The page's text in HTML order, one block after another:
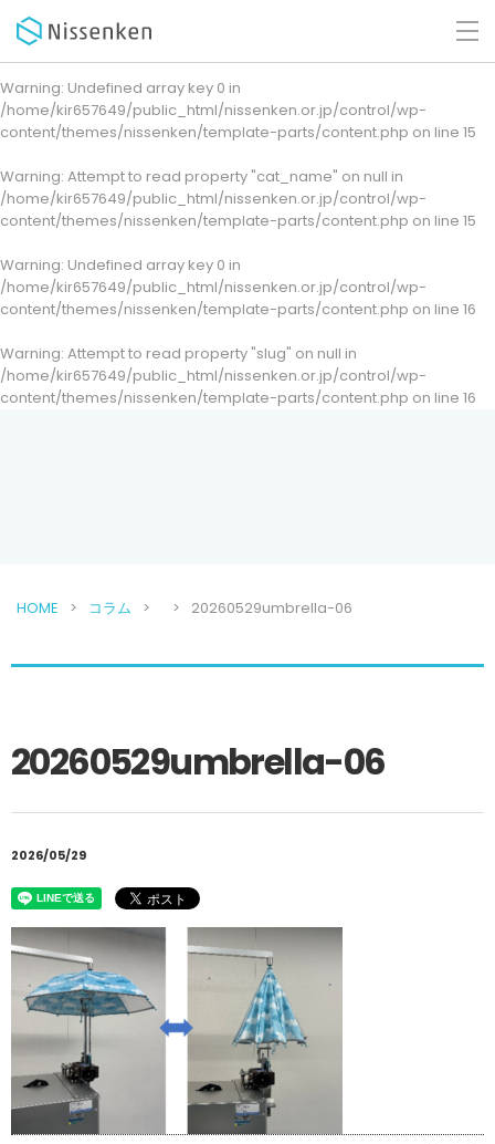
Warning: Undefined array key 0 in
/home/kir657649/public_html/nissenken.or.jp/control/wp-
content/themes/nissenken/template-parts/content.php on line 15
Warning: Attempt to read property "cat_name" on null in
/home/kir657649/public_html/nissenken.or.jp/control/wp-
content/themes/nissenken/template-parts/content.php on line 15
Warning: Undefined array key 0 in
/home/kir657649/public_html/nissenken.or.jp/control/wp-
content/themes/nissenken/template-parts/content.php on line 16
Warning: Attempt to read property "slug" on null in
/home/kir657649/public_html/nissenken.or.jp/control/wp-
content/themes/nissenken/template-parts/content.php on line 16
HOME コラム 20260529umbrella-06
20260529umbrella-06
2026/05/29